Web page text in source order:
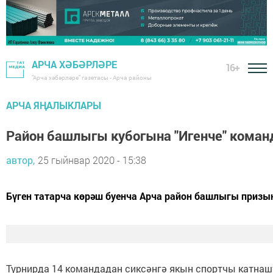
АРЧА ХӘБӘРЛӘРЕ
"Арча хәбәрләре" газетасы - Арча районы
16+
АРЧА ЯҢАЛЫКЛАРЫ
Район башлыгы кубогына "Игенче"
автор, 25 гыйнвар 2020 - 15:38
Бүген татарча көрәш буенча Арча район башлыгы
Турнирда 14 командадан сиксәнгә якын спортчы